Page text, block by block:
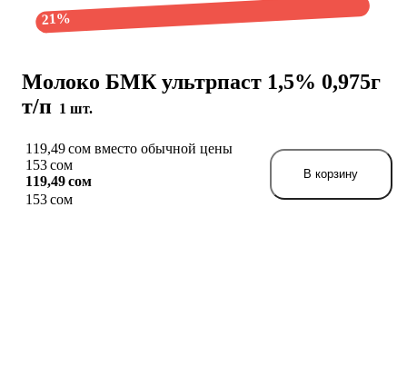
Молоко БМК ультрпаст 1,5% 0,975г
т/п 1 шт.
21%
119,49 сом вместо обычной цены
153 сом
119,49 сом
153 сом
В корзину